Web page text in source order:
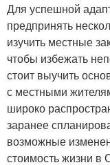
Для успешной
предпринять
изучить местные
чтобы избежать
стоит выучить
с местными
широко
заранее
возможные
стоимость жизни